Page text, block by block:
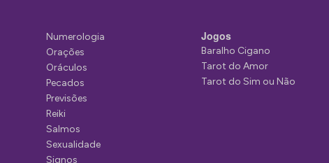
Numerologia
Orações
Oráculos
Pecados
Previsões
Reiki
Salmos
Sexualidade
Signos
Jogos
Baralho Cigano
Tarot do Amor
Tarot do Sim ou Não